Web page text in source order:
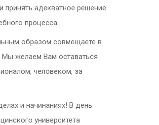
адекватное решение
процесса.
образом совмещаете в
Мы желаем Вам оставаться
человеком, за
и начинаниях! В день
университета